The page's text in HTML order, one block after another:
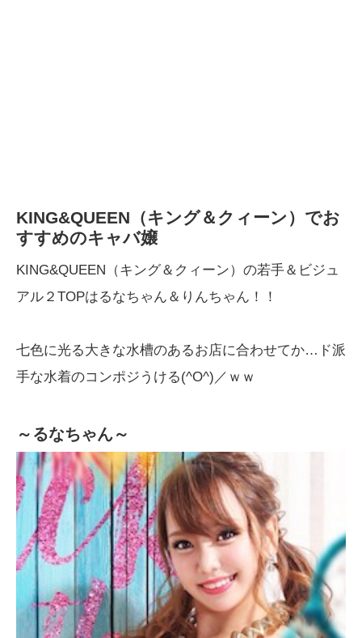
KING&QUEEN（キング＆クィーン）でお
すすめのキャバ嬢
KING&QUEEN（キング＆クィーン）の若手＆ビジュ
アル２TOPはるなちゃん＆りんちゃん！！
七色に光る大きな水槽のあるお店に合わせてか…ド派
手な水着のコンポジうける(^O^)／ｗｗ
～るなちゃん～